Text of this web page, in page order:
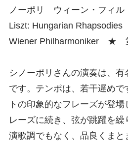
ノーポリ ウィーン・フィ
Liszt: Hungarian
Wiener Philharmoniker ★
シノーポリさんの演奏は、
です。テンポは、若干遅めで
トの印象的なフレーズが登
レーズに続き、弦が跳躍を繰
演歌調でもなく、品良くまと